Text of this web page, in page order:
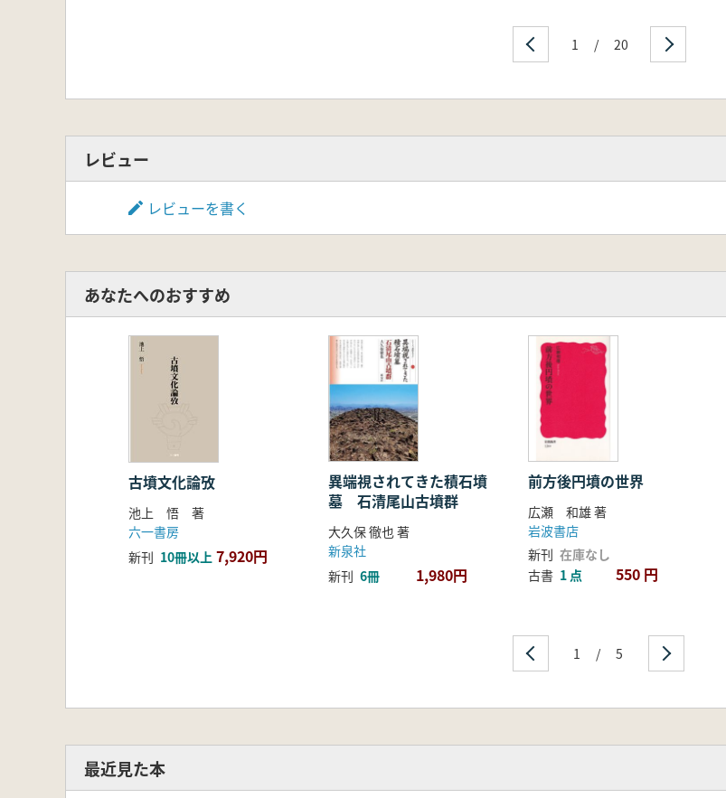
6 古墳時代以降の農具に見る中国の系譜
1 / 20
レビュー
レビューを書く
あなたへのおすすめ
古墳文化論攷
池上 悟 著
六一書房
新刊 10冊以上 7,920円
異端視されてきた積石墳
墓 石清尾山古墳群
大久保 徹也 著
新泉社
新刊 6冊 1,980円
前方後円墳の世界
広瀬 和雄 著
岩波書店
新刊 在庫なし
古書 1 点 550 円
1 / 5
最近見た本